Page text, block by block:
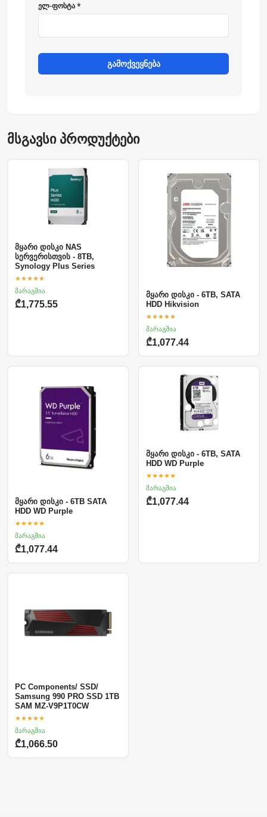
ელ-ფოსტა *
გამოქვეყნება
მსგავსი პროდუქტები
მყარი დისკი NAS
სერვერისთვის - 8TB,
Synology Plus Series
★★★★★
მარაგშია
₾1,775.55
მყარი დისკი - 6TB, SATA
HDD Hikvision
★★★★★
მარაგშია
₾1,077.44
მყარი დისკი - 6TB SATA
HDD WD Purple
★★★★★
მარაგშია
₾1,077.44
მყარი დისკი - 6TB, SATA
HDD WD Purple
★★★★★
მარაგშია
₾1,077.44
PC Components/ SSD/
Samsung 990 PRO SSD 1TB
SAM MZ-V9P1T0CW
★★★★★
მარაგშია
₾1,066.50